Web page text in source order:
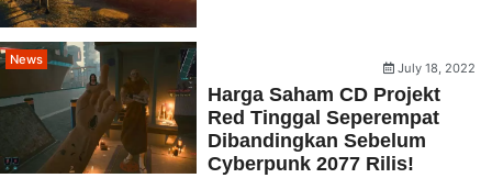
News
July 18, 2022
Harga Saham CD Projekt
Red Tinggal Seperempat
Dibandingkan Sebelum
Cyberpunk 2077 Rilis!